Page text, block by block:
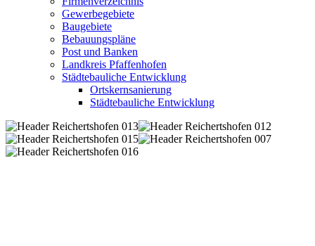
Gewerbegebiete
Baugebiete
Bebauungspläne
Post und Banken
Landkreis Pfaffenhofen
Städtebauliche Entwicklung
Ortskernsanierung
Städtebauliche Entwicklung